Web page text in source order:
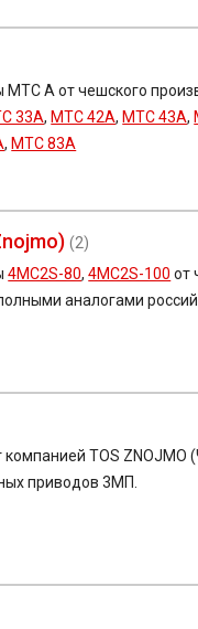
A от чешского
33A, MTC 42A, MTC 43A,
, MTC 83A
(2)
4MC2S-80,4MC2S-100 от
аналогами
TOS ZNOJMO
приводов 3МП.